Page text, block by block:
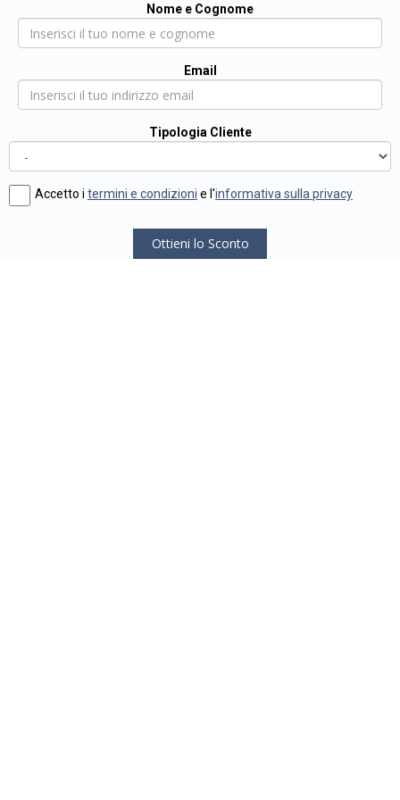
Nome e Cognome
Email
Tipologia Cliente
Accetto i termini e condizioni e l'informativa sulla privacy
Ottieni lo Sconto